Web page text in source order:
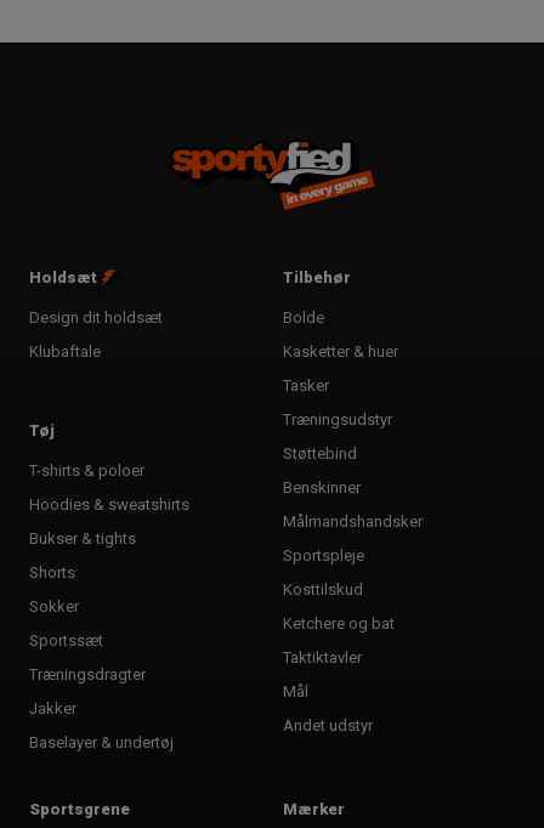
Holdsæt
Design dit holdsæt
Klubaftale
Tøj
T-shirts & poloer
Hoodies & sweatshirts
Bukser & tights
Shorts
Sokker
Sportssæt
Træningsdragter
Jakker
Baselayer & undertøj
Tilbehør
Bolde
Kasketter & huer
Tasker
Træningsudstyr
Støttebind
Benskinner
Målmandshandsker
Sportspleje
Kosttilskud
Ketchere og bat
Taktiktavler
Mål
Andet udstyr
Sportsgrene Mærker